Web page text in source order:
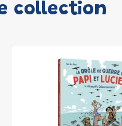
collection